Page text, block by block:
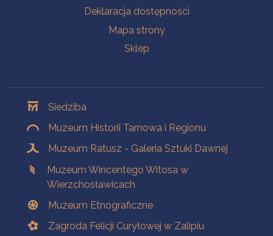
Deklaracja dostępności
Mapa strony
Sklep
Siedziba
Muzeum Historii Tarnowa i Regionu
Muzeum Ratusz - Galeria Sztuki Dawnej
Muzeum Wincentego Witosa w
Wierzchosławicach
Muzeum Etnograficzne
Zagroda Felicji Curyłowej w Zalipiu